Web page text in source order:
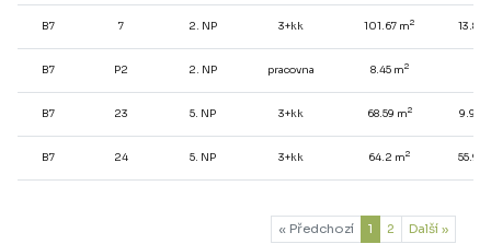
B7 7 2. NP 3+kk 101.67 m2 13.82
B7 P2 2. NP pracovna 8.45 m2
B7 23 5. NP 3+kk 68.59 m2 9.92
B7 24 5. NP 3+kk 64.2 m2 55.94
« Předchozí 1 2 Další »